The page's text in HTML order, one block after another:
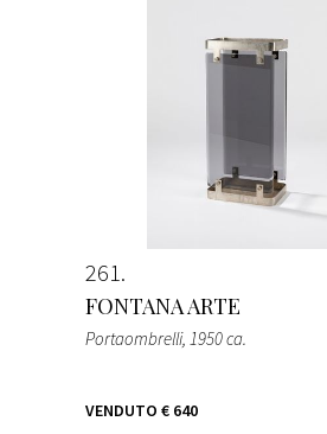
261
FONTANA ARTE
Portaombrelli, 1950 ca.
VENDUTO € 640